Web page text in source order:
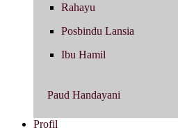
Rahayu
Posbindu Lansia
Ibu Hamil
Paud Handayani
Profil